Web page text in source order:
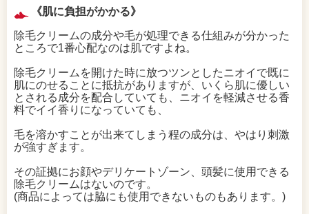
《肌に負担がかかる》
除毛クリームの成分や毛が処理できる仕組みが分かった
ところで1番心配なのは肌ですよね。
除毛クリームを開けた時に放つツンとしたニオイで既に
肌にのせることに抵抗がありますが、いくら肌に優しい
とされる成分を配合していても、ニオイを軽減させる香
料でイイ香りになっていても、
毛を溶かすことが出来てしまう程の成分は、やはり刺激
が強すぎます。
その証拠にお顔やデリケートゾーン、頭髪に使用できる
除毛クリームはないのです。
(商品によっては脇にも使用できないものもあります。)